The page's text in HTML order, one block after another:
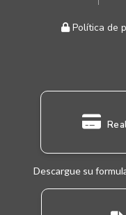
Política de
Descargue su